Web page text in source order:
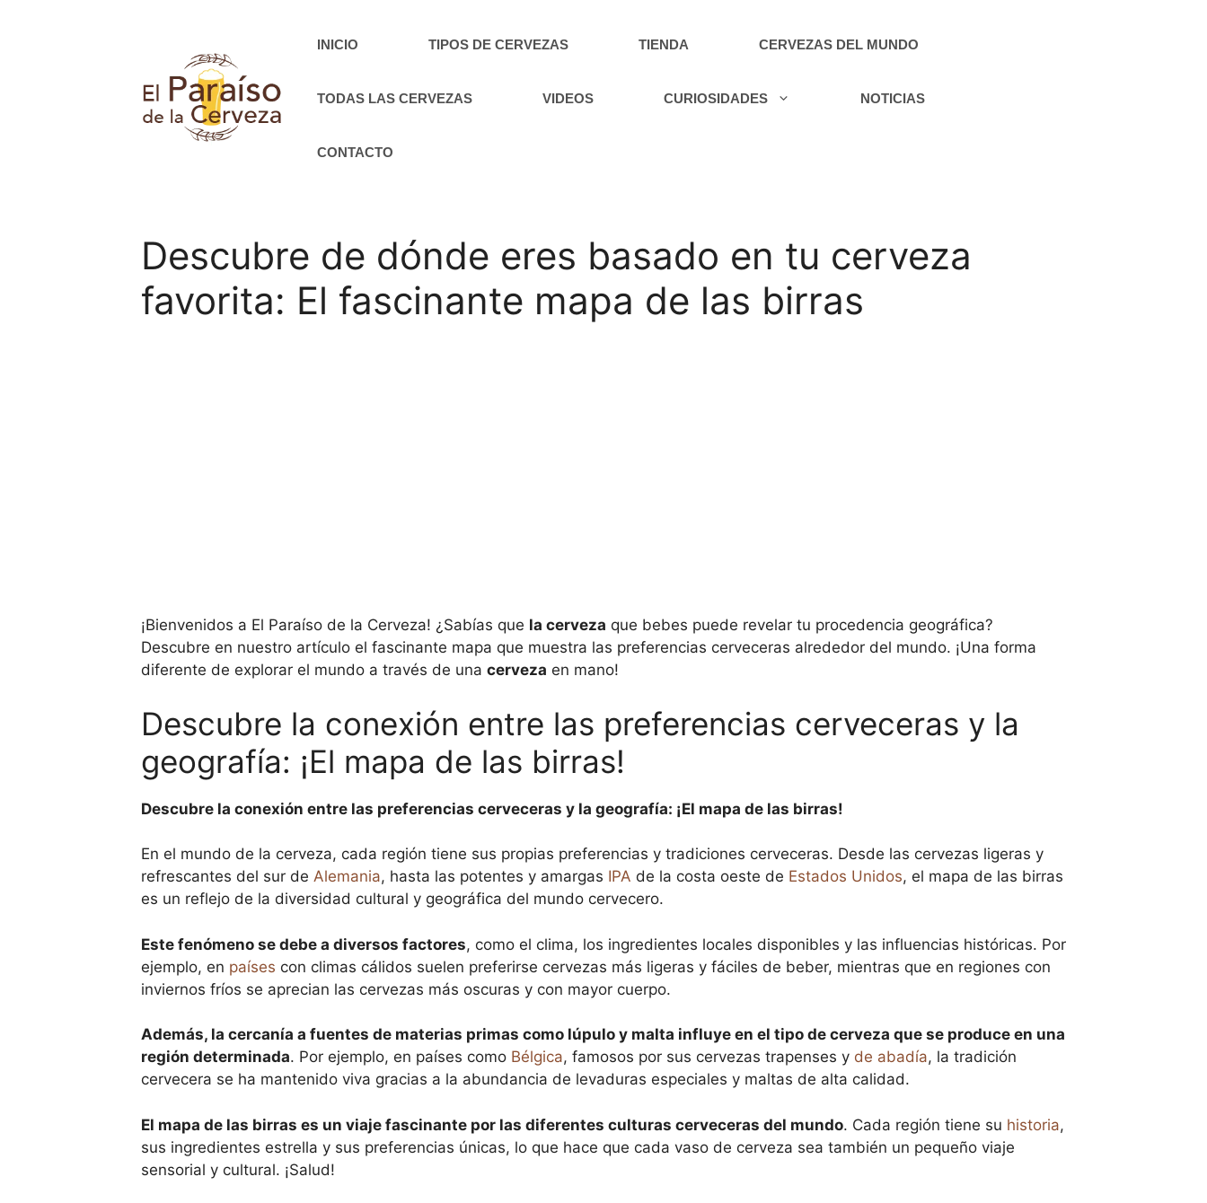
INICIO TIPOS DE CERVEZAS TIENDA CERVEZAS DEL MUNDO
TODAS LAS CERVEZAS VIDEOS CURIOSIDADES NOTICIAS
CONTACTO
Descubre de dónde eres basado en tu cerveza
favorita: El fascinante mapa de las birras
¡Bienvenidos a El Paraíso de la Cerveza! ¿Sabías que la cerveza que bebes puede revelar tu procedencia geográfica?
Descubre en nuestro artículo el fascinante mapa que muestra las preferencias cerveceras alrededor del mundo. ¡Una forma
diferente de explorar el mundo a través de una cerveza en mano!
Descubre la conexión entre las preferencias cerveceras y la
geografía: ¡El mapa de las birras!
Descubre la conexión entre las preferencias cerveceras y la geografía: ¡El mapa de las birras!
En el mundo de la cerveza, cada región tiene sus propias preferencias y tradiciones cerveceras. Desde las cervezas ligeras y
refrescantes del sur de Alemania, hasta las potentes y amargas IPA de la costa oeste de Estados Unidos, el mapa de las birras
es un reflejo de la diversidad cultural y geográfica del mundo cervecero.
Este fenómeno se debe a diversos factores, como el clima, los ingredientes locales disponibles y las influencias históricas. Por
ejemplo, en países con climas cálidos suelen preferirse cervezas más ligeras y fáciles de beber, mientras que en regiones con
inviernos fríos se aprecian las cervezas más oscuras y con mayor cuerpo.
Además, la cercanía a fuentes de materias primas como lúpulo y malta influye en el tipo de cerveza que se produce en una
región determinada. Por ejemplo, en países como Bélgica, famosos por sus cervezas trapenses y de abadía, la tradición
cervecera se ha mantenido viva gracias a la abundancia de levaduras especiales y maltas de alta calidad.
El mapa de las birras es un viaje fascinante por las diferentes culturas cerveceras del mundo. Cada región tiene su historia,
sus ingredientes estrella y sus preferencias únicas, lo que hace que cada vaso de cerveza sea también un pequeño viaje
sensorial y cultural. ¡Salud!